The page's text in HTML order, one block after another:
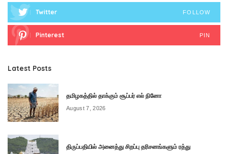
Twitter FOLLOW
Pinterest PIN
Latest Posts
தமிழகத்தில் தாக்கும் சூப்பர் எல் நினோ
August 7, 2026
திருப்பதியில் அனைத்து சிறப்பு தரிசனங்களும் ரத்து